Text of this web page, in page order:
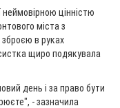
цінністю
міста з
зброєю в руках
щиро подякувала
день і за право бути
- зазначила